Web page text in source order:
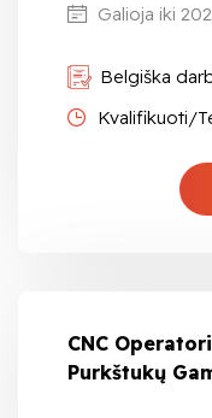
Galioja iki
Belgiška
Kvalifikuoti/
CNC
Purkštukų